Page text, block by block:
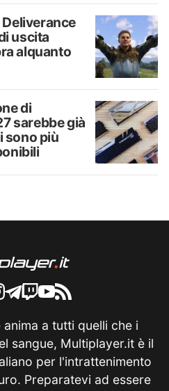
uscita
alquanto
di
sarebbe già
sono più
a tutti quelli che i
sangue, Multiplayer.it è il
per l'intrattenimento
Preparatevi ad essere